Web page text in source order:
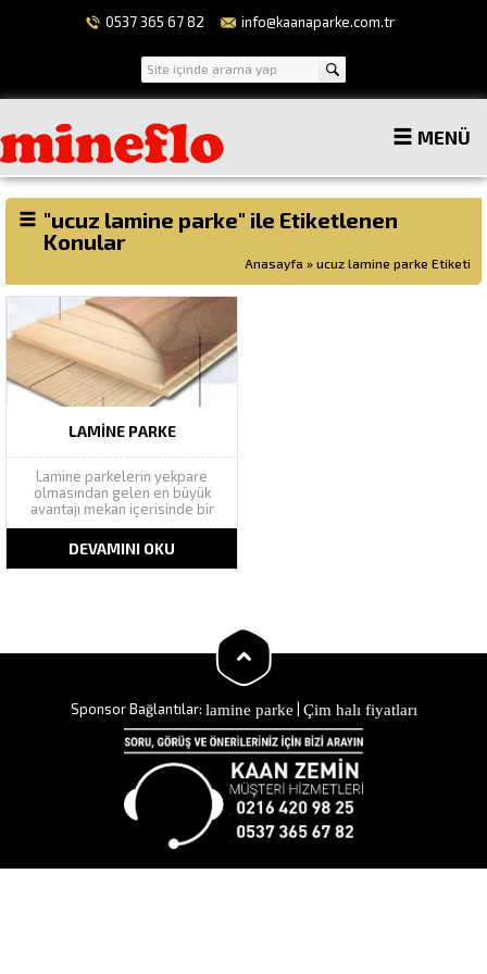
0537 365 67 82 info@kaanaparke.com.tr
MENÜ
"ucuz lamine parke" ile Etiketlenen
Konular
Anasayfa » ucuz lamine parke Etiketi
LAMINE PARKE
Lamine parkelerin yekpare
olmasından gelen en büyük
avantajı mekan içerisinde bir
bütüncüllük oluşturmaları ve
estetik anlamda göze hoş
gelen, rahatsız edici yanları
bulunmayan bir görüntüsünün
DEVAMINI OKU
Sponsor Bağlantılar: lamine parke Çim halı fiyatları